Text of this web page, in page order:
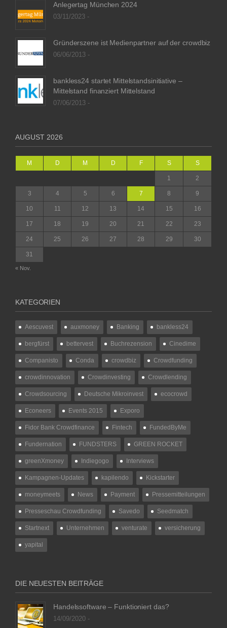
Anlegertag München 2024
03/11/2023 -
Gründerszene ist Medienpartner auf der crowdbiz
06/06/2013 -
bankless24 startet Mittelstandsinitiative –
Mittelstand finanziert Mittelstand
07/06/2013 -
AUGUST 2026
M D M D F S S
1 2
3 4 5 6 7 8 9
10 11 12 13 14 15 16
17 18 19 20 21 22 23
24 25 26 27 28 29 30
31
« Nov.
KATEGORIEN
Aescuvest auxmoney Banking bankless24
bergfürst bettervest Buchrezension Cinedime
Companisto Conda crowdbiz Crowdfunding
crowdinnovation Crowdinvesting Crowdlending
Crowdsourcing Deutsche Mikroinvest ecocrowd
Econeers Events 2015 Exporo
Fidor Bank Crowdfinance Fintech FundedByMe
Fundernation FUNDSTERS GREEN ROCKET
greenXmoney Indiegogo Interviews
Kampagnen-Updates kapilendo Kickstarter
moneymeets News Payment Pressemitteilungen
Presseschau Crowdfunding Savedo Seedmatch
Startnext Unternehmen venturate versicherung
yapital
DIE NEUESTEN BEITRÄGE
Handelssoftware – Funktioniert das?
14/09/2020 -